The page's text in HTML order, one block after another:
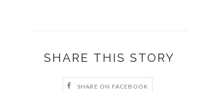
SHARE THIS STORY
SHARE ON FACEBOOK